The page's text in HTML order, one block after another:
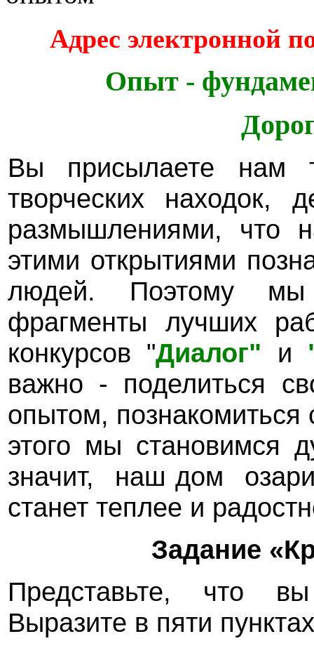
Адрес электронной
Опыт -
Вы присылаете нам
творческих находок,
размышлениями, что
этими открытиями
людей. Поэтому мы
фрагменты лучших
конкурсов "Диалог" и
важно - поделиться
опытом,
этого мы становимся
значит, наш дом
станет теплее и
Задание
Представьте, что
Выразите в пяти